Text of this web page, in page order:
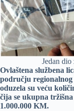
Jedan
Ovlaštena službena
području
oduzela su veću
čija se ukupna
1.000.000 KM.